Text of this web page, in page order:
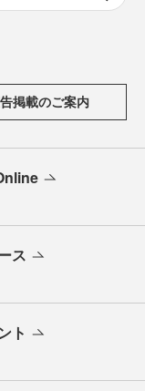
掲載のご案内
ス
ト